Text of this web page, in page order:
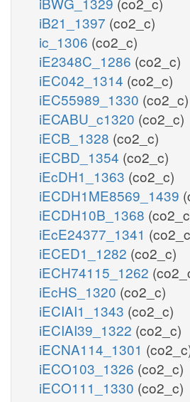
iB21_1397 (co2_c)
ic_1306 (co2_c)
iE2348C_1286 (co2_c)
iEC042_1314 (co2_c)
iEC55989_1330 (co2_c)
iECABU_c1320 (co2_c)
iECB_1328 (co2_c)
iECBD_1354 (co2_c)
iEcDH1_1363 (co2_c)
iECDH1ME8569_1439
iECDH10B_1368
iEcE24377_1341
iECED1_1282 (co2_c)
iECH74115_1262
iEcHS_1320 (co2_c)
iECIAI1_1343 (co2_c)
iECIAI39_1322 (co2_c)
iECNA114_1301
iECO103_1326 (co2_c)
iECO111_1330 (co2_c)